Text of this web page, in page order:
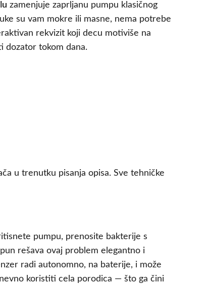
zamenjuje zaprljanu pumpu klasičnog
su vam mokre ili masne, nema potrebe
rekvizit koji decu motiviše na
dozator tokom dana.
u trenutku pisanja opisa. Sve tehničke
pumpu, prenosite bakterije s
rešava ovaj problem elegantno i
radi autonomno, na baterije, i može
koristiti cela porodica — što ga čini